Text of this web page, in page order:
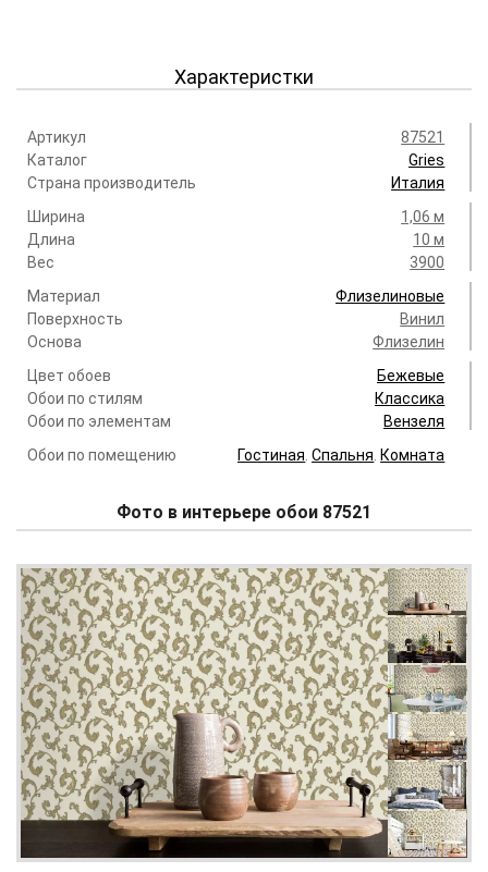
Характеристки
Артикул
87521
Каталог
Gries
Страна производитель
Италия
Ширина
1,06 м
Длина
10 м
Вес
3900
Материал
Флизелиновые
Поверхность
Винил
Основа
Флизелин
Цвет обоев
Бежевые
Обои по стилям
Классика
Обои по элементам
Вензеля
Обои по помещению
Гостиная.Спальня. Комната
Фото в интерьере обои 87521